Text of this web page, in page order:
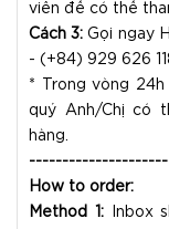
viên để có thể
Cách 3: Gọi ngay
- (+84) 929 626
* Trong vòng
quý Anh/Chị có
hàng.
How to order:
Method 1:Inbox